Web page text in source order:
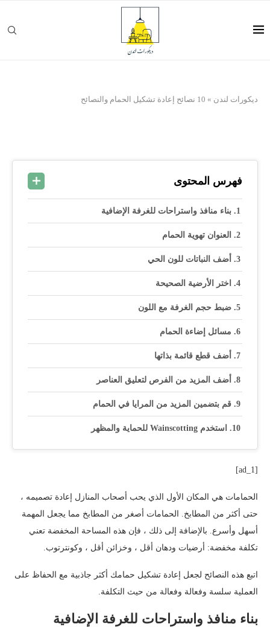
ديكورات لندن » 10 نصائح إعادة تشكيل الحمام والنصائح
فهرس المحتوى
بناء منافذ واستراحات للغرفة الإضافية
العنوان تهوية الحمام
أضف النباتات للون الحي
اختر الأرضية الصحيحة
ضبط حجم الغرفة مع اللون
مسائل إضاءة الحمام
أضف قطع قائمة بذاتها
أضف المزيد من الفرص لتعليق العناصر
قم بتضمين المزيد من المرايا في الحمام
استخدم Wainscotting للحماية والمظهر
[ad_1]
الحمامات هي المكان الأول الذي يحب أصحاب المنازل إعادة تصميمه ،
حتى أكثر من المطابخ. الحمامات أصغر من المطابخ مما يجعل المهمة
أسهل وأسرع. بالإضافة إلى ذلك ، فإن هذه المساحة المخفضة تعني
تكلفة مخفضة: أرضيات ودهان أقل ، وخزائن أقل ، وكونترتوب.
اتبع هذه النصائح لجعل إعادة تشكيل حمامك أكثر جاذبية مع الحفاظ على
العملية سلسة وفعالة وفعالة من حيث التكلفة.
بناء منافذ واستراحات للغرفة الإضافية